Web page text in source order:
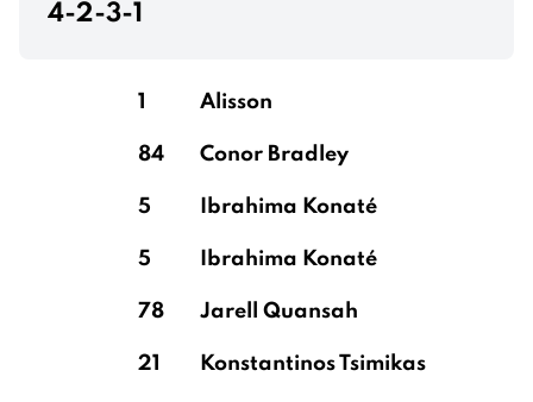
4-2-3-1
1 Alisson
84 Conor Bradley
5 Ibrahima Konaté
5 Ibrahima Konaté
78 Jarell Quansah
21 Konstantinos Tsimikas